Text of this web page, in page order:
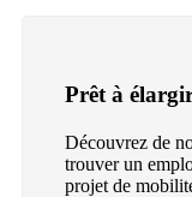
Prêt à
Découvrez de
trouver un
projet de